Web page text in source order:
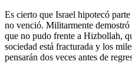
Es cierto que Israel hipotecó
no venció. Militarmente
que no pudo frente a Hizbollah,
sociedad está fracturada y los
pensarán dos veces antes de